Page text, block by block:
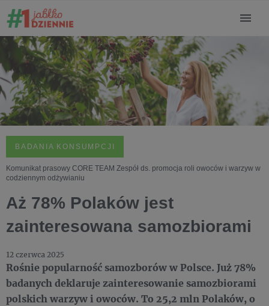
BADANIA KONSUMPCJI
Komunikat prasowy CORE TEAM Zespół ds. promocja roli owoców i warzyw w
codziennym odżywianiu
Aż 78% Polaków jest
zainteresowana samozbiorami
12 czerwca 2025
Rośnie popularność samozborów w Polsce. Już 78%
badanych deklaruje zainteresowanie samozbiorami
polskich warzyw i owoców. To 25,2 mln Polaków, o